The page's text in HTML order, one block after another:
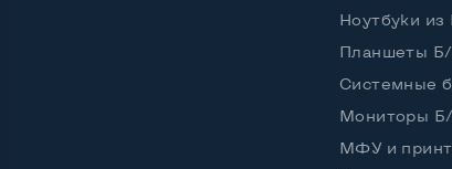
Ноутбуки
Планшеты
Системные
Мониторы
МФУ и